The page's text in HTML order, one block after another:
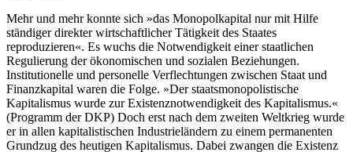
Mehr und mehr konnte sich »das Monopolkapital nur mit Hilfe
ständiger direkter wirtschaftlicher Tätigkeit des Staates
reproduzieren«. Es wuchs die Notwendigkeit einer staatlichen
Regulierung der ökonomischen und sozialen Beziehungen.
Institutionelle und personelle Verflechtungen zwischen Staat und
Finanzkapital waren die Folge. »Der staatsmonopolistische
Kapitalismus wurde zur Existenznotwendigkeit des Kapitalismus.«
(Programm der DKP) Doch erst nach dem zweiten Weltkrieg wurde
er in allen kapitalistischen Industrieländern zu einem permanenten
Grundzug des heutigen Kapitalismus. Dabei zwangen die Existenz